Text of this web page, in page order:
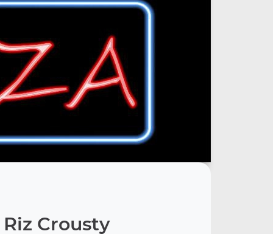
Riz Crousty